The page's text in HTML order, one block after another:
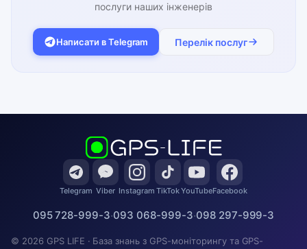
послуги наших інженерів
Написати в Telegram Перелік послуг
Telegram Viber Instagram TikTokYouTubeFacebook
095 728-999-3·093 068-999-3·098 297-999-3
© 2026 GPS LIFE · База знань з GPS-моніторингу та GPS-